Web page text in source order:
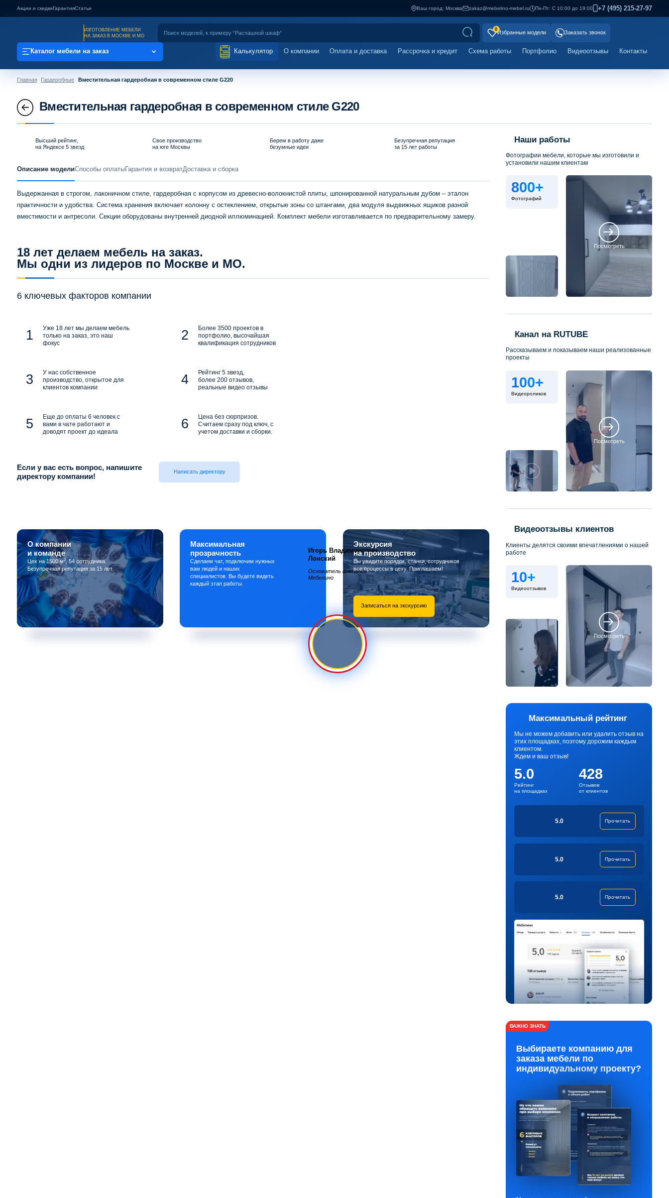
Акции и скидкиГарантияСтатьи Ваш город: Москва zakaz@mebelino-mebel.ru Пн-Пт: С 10:00 до 19:00 +7 (495) 215-27-97
ИЗГОТОВЛЕНИЕ МЕБЕЛИ
НА ЗАКАЗ В МОСКВЕ И МО
0
Избранные модели Заказать звонок
Каталог мебели на заказ Калькулятор О компании Оплата и доставка Рассрочка и кредит Схема работы Портфолио Видеоотзывы Контакты
Главная Гардеробные Вместительная гардеробная в современном стиле G220
Вместительная гардеробная в современном стиле G220
Высший рейтинг,
на Яндексе 5 звезд
Свое производство
на юге Москвы
Берем в работу даже
безумные идеи
Безупречная репутация
за 15 лет работы
Описание модели Способы оплатыГарантия и возвратДоставка и сборка
Выдержанная в строгом, лаконичном стиле, гардеробная с корпусом из древесно-волокнистой плиты, шпонированной натуральным дубом – эталон
практичности и удобства. Система хранения включает колонну с остеклением, открытые зоны со штангами, два модуля выдвижных ящиков разной
вместимости и антресоли. Секции оборудованы внутренней диодной иллюминацией. Комплект мебели изготавливается по предварительному замеру.
18 лет делаем мебель на заказ.
Мы одни из лидеров по Москве и МО.
6 ключевых факторов компании
Уже 18 лет мы делаем мебель
только на заказ, это наш
фокус
Более 3500 проектов в
портфолио, высочайшая
квалификация сотрудников
У нас собственное
производство, открытое для
клиентов компании
Рейтинг 5 звезд,
более 200 отзывов,
реальные видео отзывы
Еще до оплаты 6 человек с
вами в чате работают и
доводят проект до идеала
Цена без сюрпризов.
Считаем сразу под ключ, с
учетом доставки и сборки.
Если у вас есть вопрос, напишите
директору компании!
Написать директору
Игорь Владимирович
Лонский
Основатель компании
Мебелино
О компании
и команде
Цех на 1500 м2, 54 сотрудника.
Безупречная репутация за 15 лет.
Максимальная
прозрачность
Сделаем чат, подключим нужных
вам людей и наших
специалистов. Вы будете видеть
каждый этап работы.
Экскурсия
на производство
Вы увидите порядок, станки, сотрудников
все процессы в цеху. Приглашаем!
Записаться на экскурсию
Наши работы
Фотографии мебели, которые мы изготовили и
установили нашим клиентам
800+
Фотографий
Посмотреть
Канал на RUTUBE
Рассказываем и показываем наши реализованные
проекты
100+
Видеороликов
Посмотреть
Видеоотзывы клиентов
Клиенты делятся своими впечатлениями о нашей
работе
10+
Видеоотзывов
Посмотреть
Максимальный рейтинг
Мы не можем добавить или удалить отзыв на
этих площадках, поэтому дорожим каждым
клиентом.
Ждем и ваш отзыв!
5.0
Рейтинг
на площадках
428
Отзывов
от клиентов
5.0 Прочитать
5.0 Прочитать
5.0 Прочитать
ВАЖНО ЗНАТЬ
Выбираете компанию для
заказа мебели по
индивидуальному проекту?